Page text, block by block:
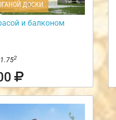
ДОСКИ
и балконом
2